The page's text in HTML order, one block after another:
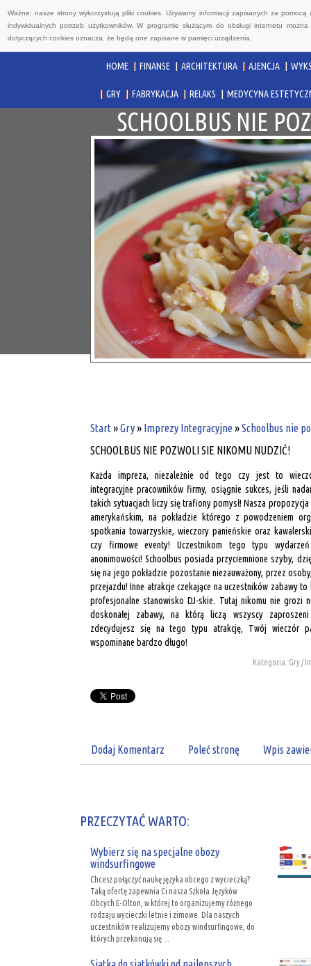
Ważne: nasze strony wykorzystują pliki cookies. Używamy informacji zapisanych za
indywidualnych potrzeb użytkowników. W programie służącym do obsługi internetu
dotyczących cookies oznacza, że będą one zapisane w pamięci urządzenia.
HOME FINANSE ARCHITEKTURA AJENCJA
GRY FABRYKACJA RELAKS MEDYCYNA
SCHOOLBUS NIE
Start»Gry» Imprezy Integracyjne»Schoolbus nie
SCHOOLBUS NIE POZWOLI SIE NIKOMU NUDZIĆ!
Każda impreza, niezależnie od tego czy jest to
integracyjne pracowników firmy, osiągnie sukces, jeśli
takich sytuacjach liczy się trafiony pomysł! Nasza
amerykańskim, na pokładzie którego z powodzeniem
spotkania towarzyskie, wieczory panieńskie oraz
czy firmowe eventy! Uczestnikom tego typu
anonimowości! Schoolbus posiada przyciemnione szyby,
się na jego pokładzie pozostanie niezauważony, przez
przejazdu! Inne atrakcje czekające na uczestników zabawy
profesjonalne stanowisko DJ-skie. Tutaj nikomu nie grozi
doskonałej zabawy, na którą liczą wszyscy
zdecydujesz się na tego typu atrakcję, Twój wieczór
wspominane bardzo długo!
Kategoria: Gry /
Dodaj Komentarz Poleć stronę Wpis
PRZECZYTAĆ WARTO:
Wybierz się na specjalne obozy
windsurfingowe
Chcesz połączyć naukę języka obcego z wycieczką?
Taką ofertę zapewnia Ci nasza Szkoła Języków
Obcych E-Olton, w której to organizujemy różnego
rodzaju wycieczki letnie i zimowe. Dla naszych
uczestników realizujemy obozy windsurfingowe, do
których przekonują się ...